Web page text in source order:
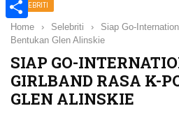
SELEBRITI
Home › Selebriti ›
Siap Go-
Bentukan Glen Alinskie
SIAP GO-
GIRLBAND RASA K-
GLEN ALINSKIE
Share